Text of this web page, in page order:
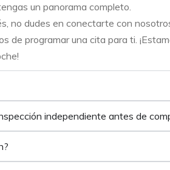
un panorama completo.
no dudes en conectarte con
de programar una cita para ti.
independiente antes de